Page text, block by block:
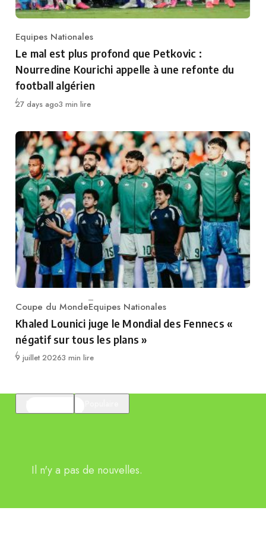
Category
Equipes Nationales
Le mal est plus profond que Petkovic :
Nourredine Kourichi appelle à une refonte du
football algérien
Publié
27 days ago3 min lire
Category
Coupe du MondeEquipes Nationales
Khaled Lounici juge le Mondial des Fennecs «
négatif sur tous les plans »
Publié
9 juillet 20263 min lire
Il n'y a pas de nouvelles.